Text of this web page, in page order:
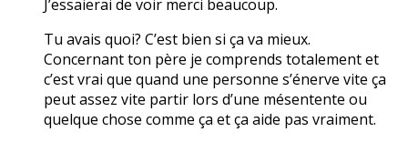
J’essaierai de voir merci beaucoup.
Tu avais quoi? C’est bien si ça va mieux.
Concernant ton père je comprends totalement et
c’est vrai que quand une personne s’énerve vite ça
peut assez vite partir lors d’une mésentente ou
quelque chose comme ça et ça aide pas vraiment.